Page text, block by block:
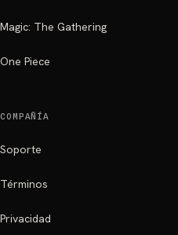
Magic: The Gathering
One Piece
COMPAÑÍA
Soporte
Términos
Privacidad